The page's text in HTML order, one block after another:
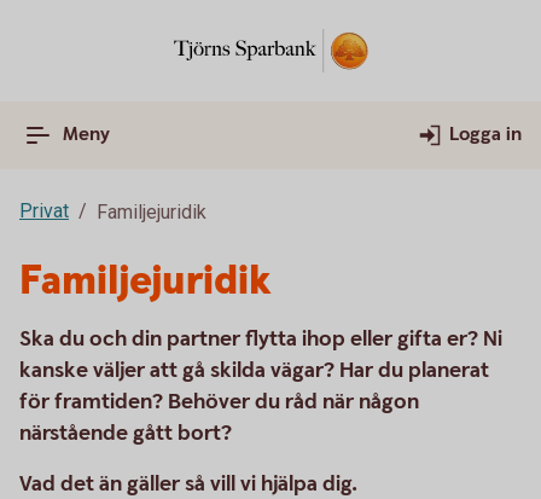
Meny Logga in
Privat Familjejuridik
Familjejuridik
Ska du och din partner flytta ihop eller gifta er? Ni
kanske väljer att gå skilda vägar? Har du planerat
för framtiden? Behöver du råd när någon
närstående gått bort?
Vad det än gäller så vill vi hjälpa dig.